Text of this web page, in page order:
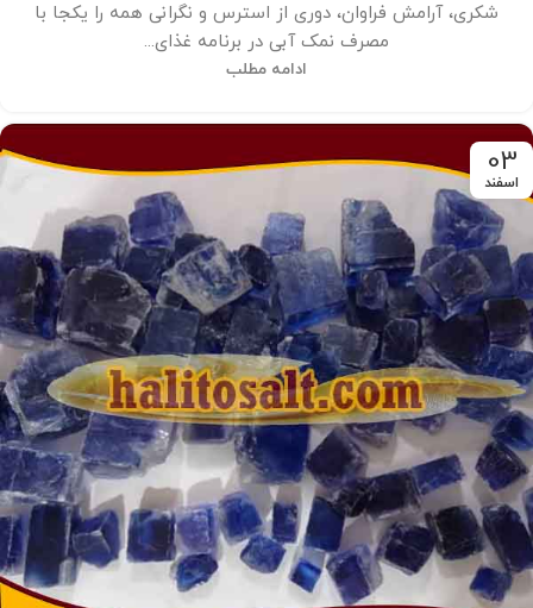
شکری، آرامش فراوان، دوری از استرس و نگرانی همه را یکجا با
مصرف نمک آبی در برنامه غذای...
ادامه مطلب
03
اسفند